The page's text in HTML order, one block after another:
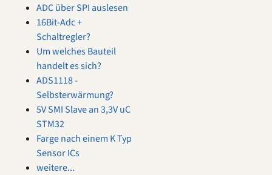
ADC über SPI auslesen
16Bit-Adc +
Schaltregler?
Um welches Bauteil
handelt es sich?
ADS1118 -
Selbsterwärmung?
5V SMI Slave an 3,3V uC
STM32
Farge nach einem K Typ
Sensor ICs
weitere...